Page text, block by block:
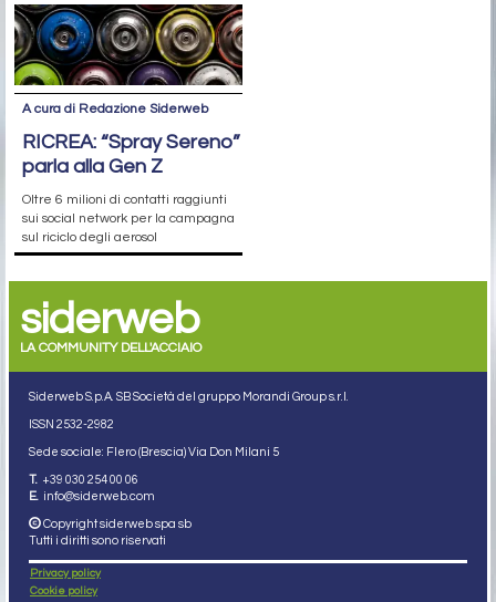
A cura di Redazione Siderweb
RICREA: “Spray Sereno”
parla alla Gen Z
Oltre 6 milioni di contatti raggiunti
sui social network per la campagna
sul riciclo degli aerosol
siderweb
LA COMMUNITY DELL'ACCIAIO
Siderweb S.p.A. SB Società del gruppo Morandi Group s.r.l.
ISSN 2532-2982
Sede sociale: Flero (Brescia) Via Don Milani 5
T. +39 030 254 00 06
E. info@siderweb.com
Copyright siderweb spa sb
Tutti i diritti sono riservati
Privacy policy
Cookie policy